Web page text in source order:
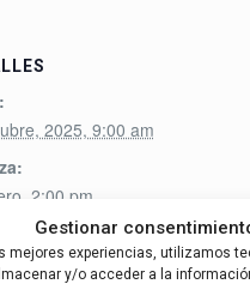
Gestionar
mejores experiencias, utilizamos
y/o acceder a la
2025, 9:00 am
2:00 pm
de Evento:
Entidades Locales